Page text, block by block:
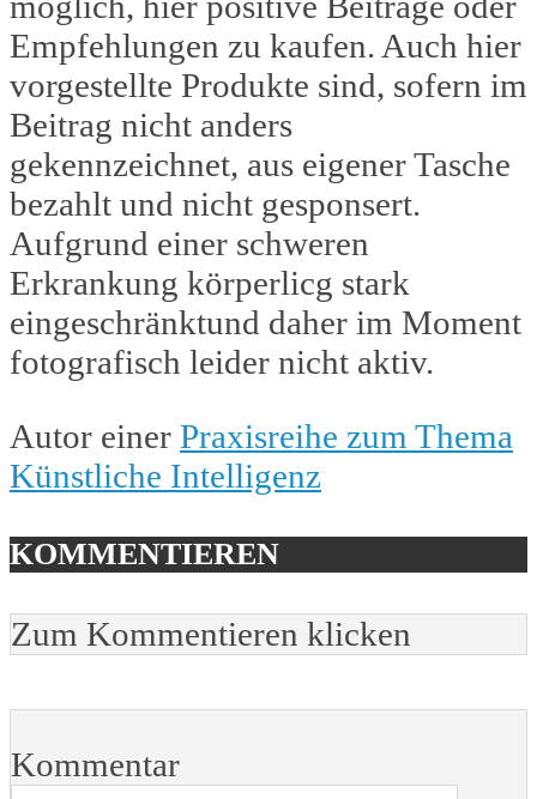
Empfehlungen zu kaufen. Auch hier
vorgestellte Produkte sind, sofern im
Beitrag nicht anders
gekennzeichnet, aus eigener Tasche
bezahlt und nicht gesponsert.
Aufgrund einer schweren
Erkrankung körperlicg stark
eingeschränktund daher im Moment
fotografisch leider nicht aktiv.
Autor einer Praxisreihe zum Thema
Künstliche Intelligenz
KOMMENTIEREN
Zum Kommentieren klicken
Kommentar